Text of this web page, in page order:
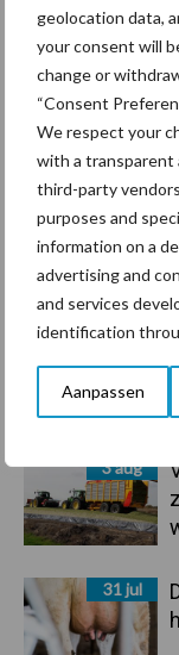
geolocation data,
your consent will
change or
“Consent
We respect your
with a transparent
third-party
purposes and
information on a
advertising and
and services
identification
Aanpassen
Primaire
Sidebar
Recent
5 aug
3 aug
31 jul